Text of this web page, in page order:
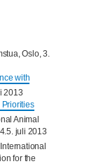
Oslo, 3.
with
2013
Priorities
Animal
juli 2013
for the